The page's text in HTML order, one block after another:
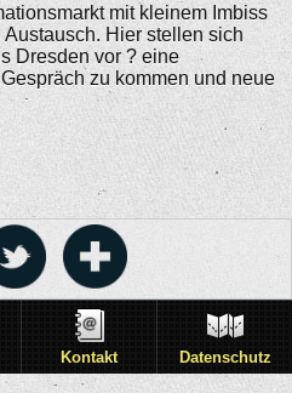
mit kleinem Imbiss
Hier stellen sich
Dresden vor ? eine
zu kommen und neue
Kontakt Datenschutz